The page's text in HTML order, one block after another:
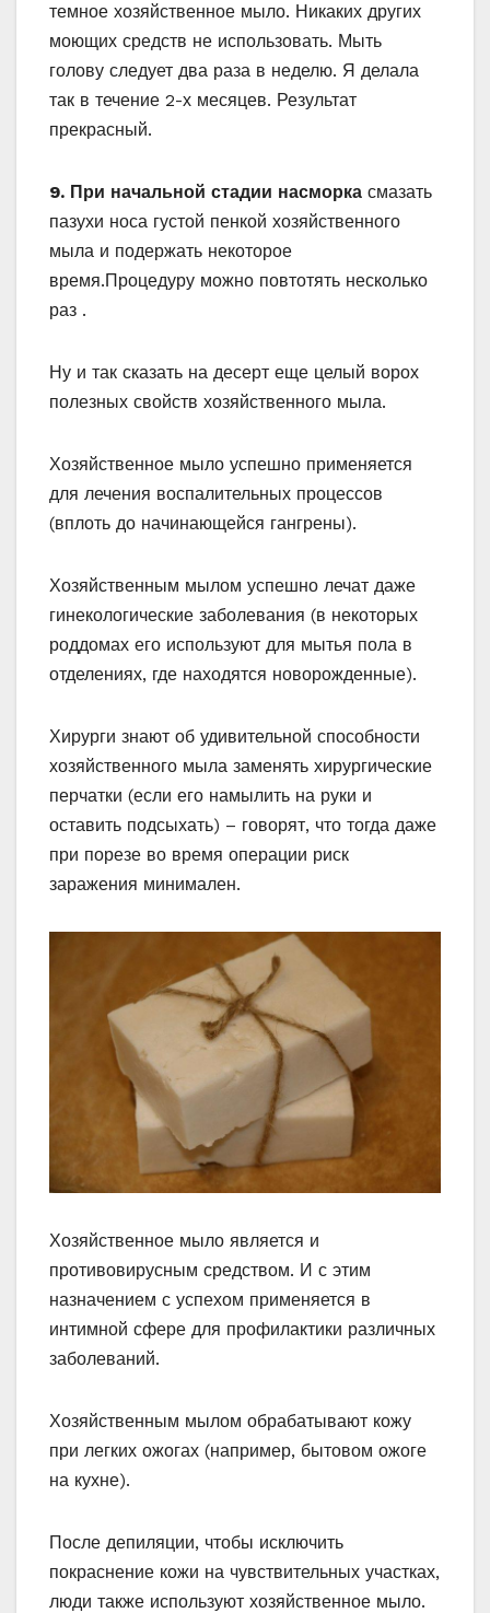
темное хозяйственное мыло. Никаких других
моющих средств не использовать. Мыть
голову следует два раза в неделю. Я делала
так в течение 2-х месяцев. Результат
прекрасный.
9. При начальной стадии насморка смазать
пазухи носа густой пенкой хозяйственного
мыла и подержать некоторое
время.Процедуру можно повтотять несколько
раз .
Ну и так сказать на десерт еще целый ворох
полезных свойств хозяйственного мыла.
Хозяйственное мыло успешно применяется
для лечения воспалительных процессов
(вплоть до начинающейся гангрены).
Хозяйственным мылом успешно лечат даже
гинекологические заболевания (в некоторых
роддомах его используют для мытья пола в
отделениях, где находятся новорожденные).
Хирурги знают об удивительной способности
хозяйственного мыла заменять хирургические
перчатки (если его намылить на руки и
оставить подсыхать) – говорят, что тогда даже
при порезе во время операции риск
заражения минимален.
Хозяйственное мыло является и
противовирусным средством. И с этим
назначением с успехом применяется в
интимной сфере для профилактики различных
заболеваний.
Хозяйственным мылом обрабатывают кожу
при легких ожогах (например, бытовом ожоге
на кухне).
После депиляции, чтобы исключить
покраснение кожи на чувствительных участках,
люди также используют хозяйственное мыло.